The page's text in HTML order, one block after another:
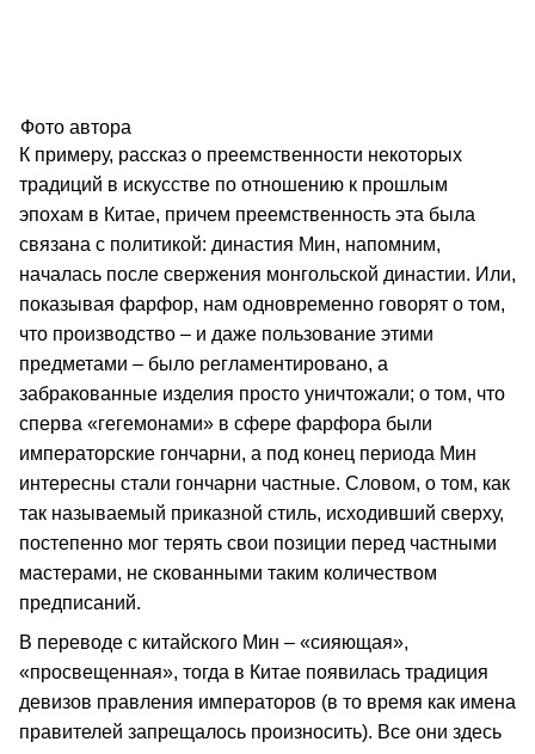
Фото автора
К примеру, рассказ о преемственности некоторых
традиций в искусстве по отношению к прошлым
эпохам в Китае, причем преемственность эта была
связана с политикой: династия Мин, напомним,
началась после свержения монгольской династии. Или,
показывая фарфор, нам одновременно говорят о том,
что производство – и даже пользование этими
предметами – было регламентировано, а
забракованные изделия просто уничтожали; о том, что
сперва «гегемонами» в сфере фарфора были
императорские гончарни, а под конец периода Мин
интересны стали гончарни частные. Словом, о том, как
так называемый приказной стиль, исходивший сверху,
постепенно мог терять свои позиции перед частными
мастерами, не скованными таким количеством
предписаний.
В переводе с китайского Мин – «сияющая»,
«просвещенная», тогда в Китае появилась традиция
девизов правления императоров (в то время как имена
правителей запрещалось произносить). Все они здесь